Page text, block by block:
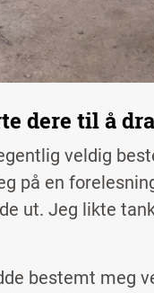
dere til å
veldig
på en
ut. Jeg likte
bestemt meg